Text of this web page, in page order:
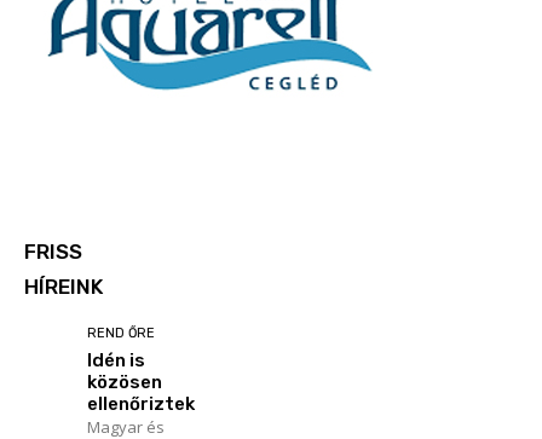
FRISS
HÍREINK
REND ŐRE
Idén is
közösen
ellenőriztek
Magyar és